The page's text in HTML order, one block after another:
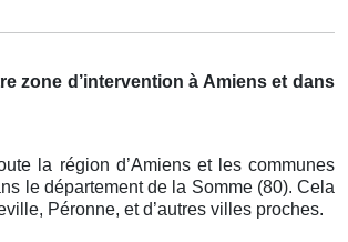
zone d’intervention à Amiens et dans
la région d’Amiens et les communes
le département de la Somme (80). Cela
Péronne, et d’autres villes proches.